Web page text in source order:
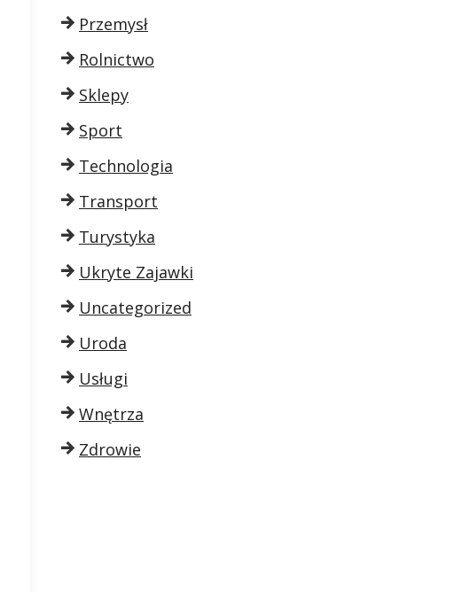
Przemysł
Rolnictwo
Sklepy
Sport
Technologia
Transport
Turystyka
Ukryte Zajawki
Uncategorized
Uroda
Usługi
Wnętrza
Zdrowie